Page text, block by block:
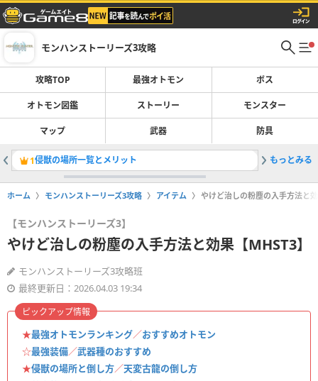
モンハンストーリーズ3攻略
攻略TOP 最強オトモン ボス
オトモン図鑑 ストーリー モンスター
マップ 武器 防具
1侵獣の場所一覧とメリット 2ストー
もっとみる
ホーム モンハンストーリーズ3攻略 アイテム やけど治しの粉塵の入手方法と
【モンハンストーリーズ3】
やけど治しの粉塵の入手方法と効果【MHST3】
モンハンストーリーズ3攻略班
最終更新日：2026.04.03 19:34
★最強オトモンランキング／おすすめオトモン
☆最強装備／武器種のおすすめ
★侵獣の場所と倒し方／天変古龍の倒し方
ピックアップ情報